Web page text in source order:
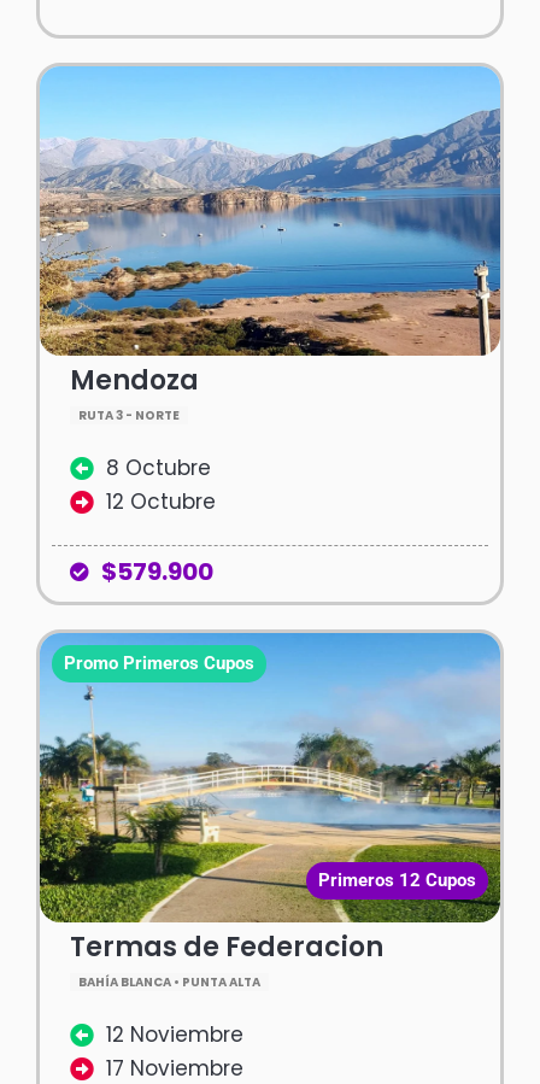
Mendoza
RUTA 3 - NORTE
8 Octubre
12 Octubre
$579.900
Termas de Federacion
BAHÍA BLANCA • PUNTA ALTA
12 Noviembre
17 Noviembre
Promo Primeros Cupos
Primeros 12 Cupos